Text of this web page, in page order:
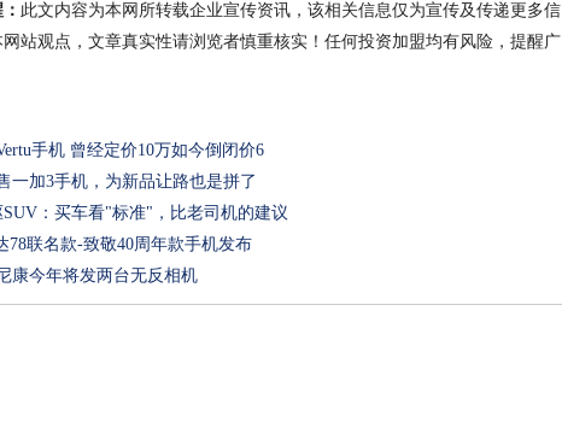
此文内容为本网所转载企业宣传资讯，该相关信息仅为宣传及传递更多信
站观点，文章真实性请浏览者慎重核实！任何投资加盟均有风险，提醒广
手机 曾经定价10万如今倒闭价6
一加3手机，为新品让路也是拼了
：买车看"标准"，比老司机的建议
78联名款-致敬40周年款手机发布
康今年将发两台无反相机